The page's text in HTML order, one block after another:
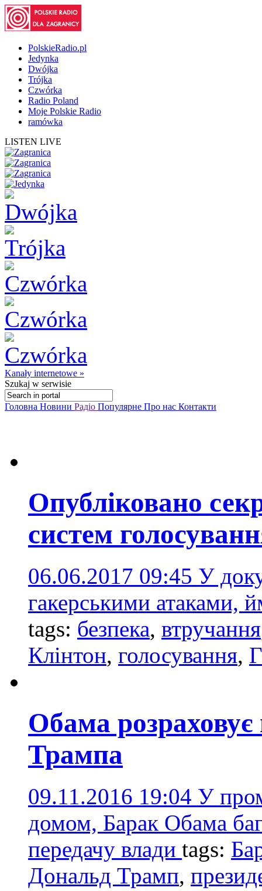
PolskieRadio.pl
Jedynka
Dwójka
Trójka
Czwórka
Radio Poland
Moje Polskie Radio
ramówka
LISTEN LIVE
Kanały internetowe »
Szukaj w serwisie
Головна Новини Радіо Популярне Про нас Контакти
Опубліковано
систем
06.06.2017 09:45 У
гакерськими атаками,
tags: безпека, втручання
Клінтон, голосування,
Обама розраховує
Трампа
09.11.2016 19:04 У
домом, Барак Обама
передачу влади tags:
Дональд Трамп,